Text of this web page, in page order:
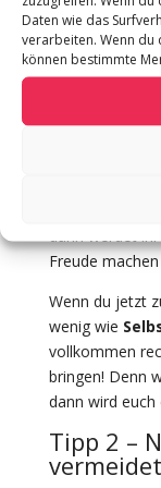
Daten wie das
verarbeiten. Wenn du
können bestimmte
Ich verspreche
vielintimer
ersten Schritt
Vorstellungen
Hochzeit
schönen Glas
Freude
Wenn du jetzt
wenig wie
vollkommen
bringen! Denn
dann wird euch
Tipp 2 –